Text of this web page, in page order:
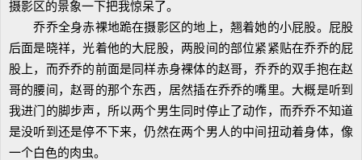
摄影区的景象一下把我惊呆了。
乔乔全身赤裸地跪在摄影区的地上，翘着她的小屁股。屁股
后面是晓祥，光着他的大屁股，两股间的部位紧紧贴在乔乔的屁
股上，而乔乔的前面是同样赤身裸体的赵哥，乔乔的双手抱在赵
哥的腰间，赵哥的那个东西，居然插在乔乔的嘴里。大概是听到
我进门的脚步声，所以两个男生同时停止了动作，而乔乔不知道
是没听到还是停不下来，仍然在两个男人的中间扭动着身体，像
一个白色的肉虫。